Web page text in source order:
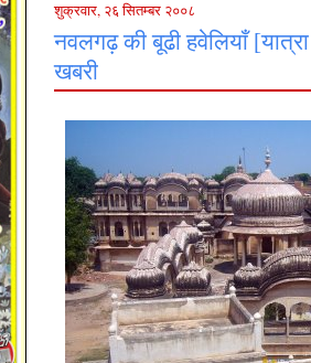
शुक्रवार, २६ सितम्बर २००८
नवलगढ़ की बूढी हवेलियाँ
खबरी